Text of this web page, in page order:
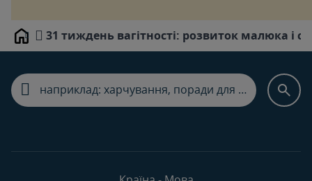
Home 31 тиждень вагітності: розвиток малюка і